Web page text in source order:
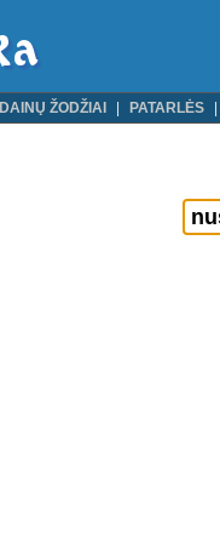
DAINŲ ŽODŽIAI PATARLĖS